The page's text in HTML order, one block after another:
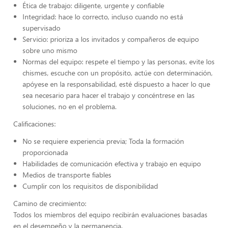
Ética de trabajo: diligente, urgente y confiable
Integridad: hace lo correcto, incluso cuando no está
supervisado
Servicio: prioriza a los invitados y compañeros de equipo
sobre uno mismo
Normas del equipo: respete el tiempo y las personas, evite los
chismes, escuche con un propósito, actúe con determinación,
apóyese en la responsabilidad, esté dispuesto a hacer lo que
sea necesario para hacer el trabajo y concéntrese en las
soluciones, no en el problema.
Calificaciones:
No se requiere experiencia previa; Toda la formación
proporcionada
Habilidades de comunicación efectiva y trabajo en equipo
Medios de transporte fiables
Cumplir con los requisitos de disponibilidad
Camino de crecimiento:
Todos los miembros del equipo recibirán evaluaciones basadas
en el desempeño y la permanencia.